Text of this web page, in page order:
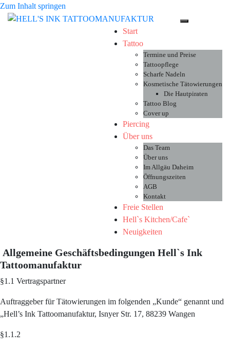
Zum Inhalt springen
Start
Tattoo
Termine und Preise
Tattoopflege
Scharfe Nadeln
Kosmetische Tätowierungen
Die Hautpiraten
Tattoo Blog
Cover up
Piercing
Über uns
Das Team
Über uns
Im Allgäu Daheim
Öffnungszeiten
AGB
Kontakt
Freie Stellen
Hell`s Kitchen/Cafe`
Neuigkeiten
Allgemeine Geschäftsbedingungen Hell`s Ink
Tattoomanufaktur
§1.1 Vertragspartner
Auftraggeber für Tätowierungen im folgenden „Kunde“ genannt und
„Hell’s Ink Tattoomanufaktur, Isnyer Str. 17, 88239 Wangen
§1.1.2